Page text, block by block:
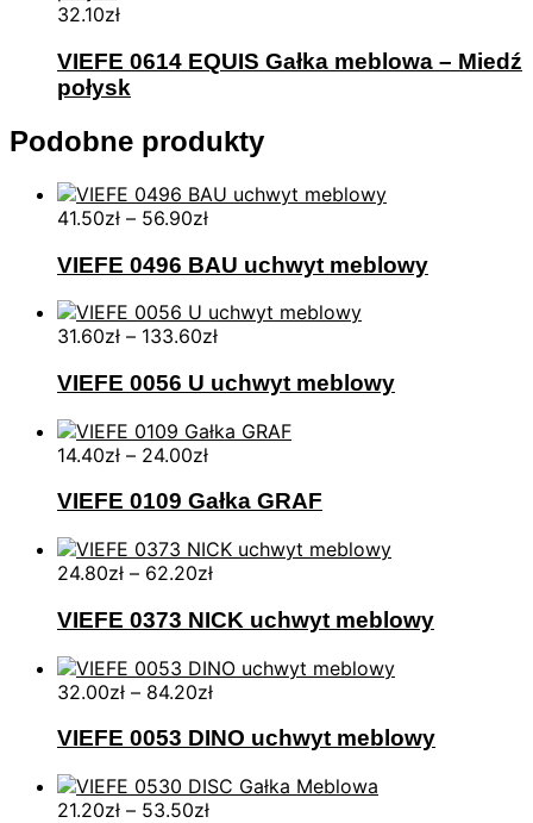
32.10zł
VIEFE 0614 EQUIS Gałka meblowa – Miedź
połysk
Podobne produkty
41.50zł – 56.90zł
VIEFE 0496 BAU uchwyt meblowy
31.60zł – 133.60zł
VIEFE 0056 U uchwyt meblowy
14.40zł – 24.00zł
VIEFE 0109 Gałka GRAF
24.80zł – 62.20zł
VIEFE 0373 NICK uchwyt meblowy
32.00zł – 84.20zł
VIEFE 0053 DINO uchwyt meblowy
21.20zł – 53.50zł